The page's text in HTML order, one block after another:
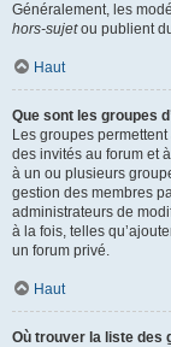
Généralement, les
hors-sujetou publient
Haut
Que sont les groupes
Les groupes
des invités au forum et
à un ou plusieurs
gestion des membres
administrateurs de
à la fois, telles
un forum privé.
Haut
Où trouver la liste des